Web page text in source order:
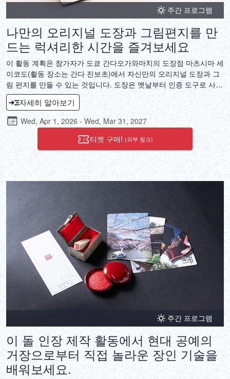
주간 프로그램
나만의 오리지널 도장과 그림편지를 만
드는 럭셔리한 시간을 즐겨보세요
이 활동 계획은 참가자가 도쿄 간다오가와마치의 도장점 마츠시마 세
이코도(활동 장소는 간다 진보초)에서 자신만의 오리지널 도장과 그
림 편지를 만들 수 있는 것입니다. 도장은 옛날부터 인증 도구로 사용
되었으며, 개인의 의도를 표현하는 필수적인 방법이기도 합니다. 직
접 새긴 도장을 사용하여 자신의 필체로 쓴 그림 편지에 도장을 찍으
면 세상에 단 하나뿐인 나만의 예술 작품, 특별한 아이템을 만들 수
있습니다. 자신의 생각과 희망이 담긴 도장과 그림 편지를 만드는 데
투자한 시간은 이곳에서만 경험할 수 있는 고요함 속에서 보내는 호
사스러운 순간입니다.
자세히 알아보기
Wed, Apr 1, 2026 - Wed, Mar 31, 2027
티켓 구매! (외부 링크)
주간 프로그램
이 돌 인장 제작 활동에서 현대 공예의
거장으로부터 직접 놀라운 장인 기술을
배워보세요.